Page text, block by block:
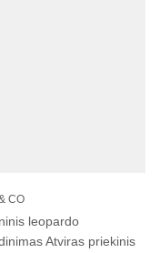
CO
leopardo
Atviras priekinis